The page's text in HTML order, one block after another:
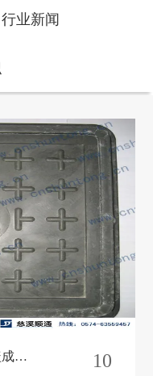
行业新闻
本
10